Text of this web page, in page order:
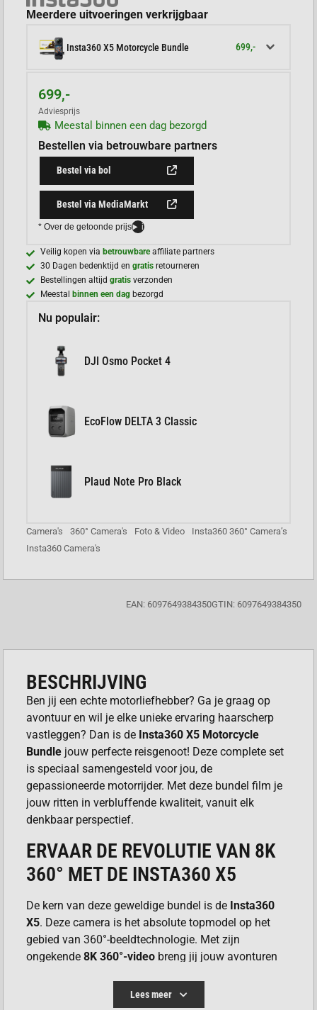
Meerdere uitvoeringen verkrijgbaar
Insta360 X5 Motorcycle Bundle 699,-
699,-
Adviesprijs
Meestal binnen een dag bezorgd
Bestellen via betrouwbare partners
Bestel via bol
Bestel via MediaMarkt
* Over de getoonde prijs i
Veilig kopen via betrouwbareaffiliate partners
30 Dagen bedenktijd engratis retourneren
Bestellingen altijdgratisverzonden
Meestal
binnen een dag bezorgd
Nu populair:
DJI Osmo Pocket 4
EcoFlow DELTA 3 Classic
Plaud Note Pro Black
Camera's 360° Camera's Foto & Video
Insta360 360° Camera’s
Insta360 Camera's
EAN: 6097649384350GTIN: 6097649384350
BESCHRIJVING
Ben jij een echte motorliefhebber? Ga je graag op
avontuur en wil je elke unieke ervaring haarscherp
vastleggen? Dan is de Insta360 X5 Motorcycle
Bundle jouw perfecte reisgenoot! Deze complete set
is speciaal samengesteld voor jou, de
gepassioneerde motorrijder. Met deze bundel film je
jouw ritten in verbluffende kwaliteit, vanuit elk
denkbaar perspectief.
ERVAAR DE REVOLUTIE VAN 8K
360° MET DE INSTA360 X5
De kern van deze geweldige bundel is de Insta360
X5. Deze camera is het absolute topmodel op het
gebied van 360°-beeldtechnologie. Met zijn
ongekende8K 360°-video breng jij jouw avonturen
gedetailleerde beelden waarin je later zelf de perfecte
uitsnede kiest. Dankzij het slimme “shoot first, frame
Lees meer